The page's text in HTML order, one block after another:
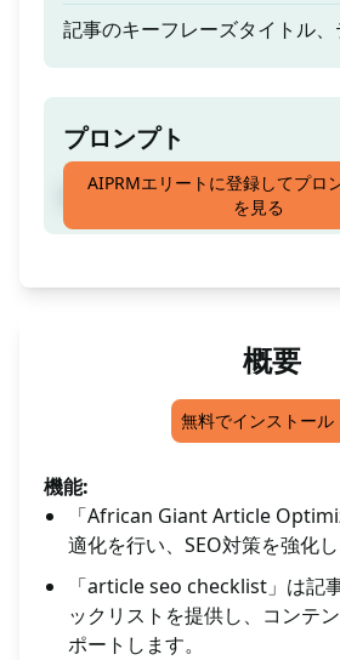
記事のキーフレーズタイトル
プロンプト
記事のSEOチェックリスト
AIPRMエリートに登録してプロ
を見る
概要
無料でインストール
機能:
「African Giant Article
適化を行い、SEO対策を強化し
「article seo checklist」は記
ックリストを提供し、コンテ
ポートします。